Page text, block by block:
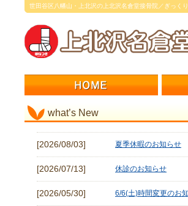
世田谷区八幡山・上北沢の上北沢名倉堂接骨院／ぎっく
what’s New
[2026/08/03] 夏季休暇のお知らせ
[2026/07/13] 休診のお知らせ
[2026/05/30] 6/6(土)時間変更のお